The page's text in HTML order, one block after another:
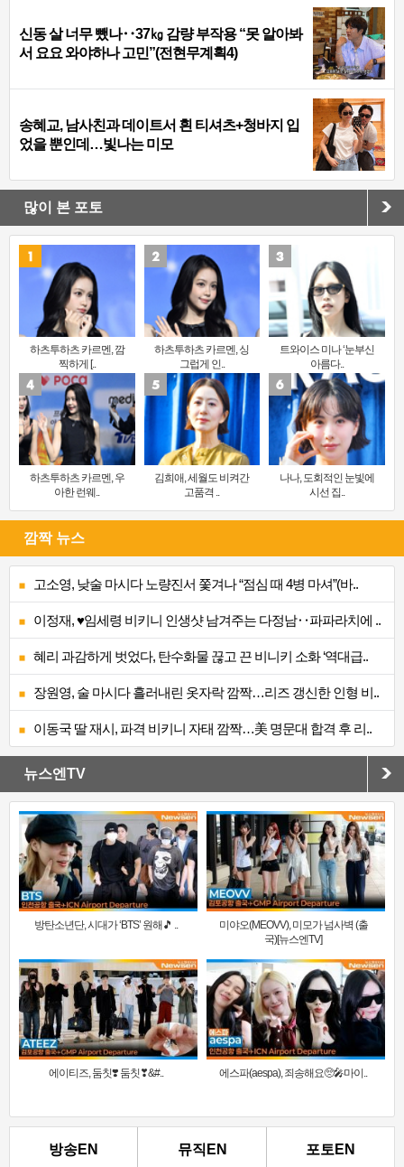
신동 살 너무 뺐나‥37㎏ 감량 부작용 “못 알아봐
서 요요 와야하나 고민”(전현무계획4)
송혜교, 남사친과 데이트서 흰 티셔츠+청바지 입
었을 뿐인데…빛나는 미모
많이 본 포토
하츠투하츠 카르멘, 깜
찍하게 [..
하츠투하츠 카르멘, 싱
그럽게 인..
트와이스 미나 ‘눈부신
아름다..
하츠투하츠 카르멘, 우
아한 런웨..
김희애, 세월도 비켜간
고품격 ..
나나, 도회적인 눈빛에
시선 집..
깜짝 뉴스
고소영, 낮술 마시다 노량진서 쫓겨나 “점심 때 4병 마셔”(바..
이정재, ♥임세령 비키니 인생샷 남겨주는 다정남‥파파라치에 ..
혜리 과감하게 벗었다, 탄수화물 끊고 끈 비니키 소화 ‘역대급..
장원영, 술 마시다 흘러내린 옷자락 깜짝…리즈 갱신한 인형 비..
이동국 딸 재시, 파격 비키니 자태 깜짝…美 명문대 합격 후 리..
뉴스엔TV
방탄소년단, 시대가 ‘BTS’ 원해🎵 ..
미야오(MEOVV), 미모가 넘사벽 (출
국)[뉴스엔TV]
에이티즈, 둠칫❣️ 둠칫❣&#.. 에스파(aespa), 죄송해요🥺🎤마이..
방송EN 뮤직EN 포토EN